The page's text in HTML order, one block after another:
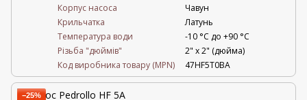
Корпус насоса
Чавун
Крильчатка
Латунь
Температура води
-10 °C до +90 °C
Різьба "дюймів"
2" х 2" (дюйма)
Код виробника товару (MPN)
47HF5T0BA
−25%